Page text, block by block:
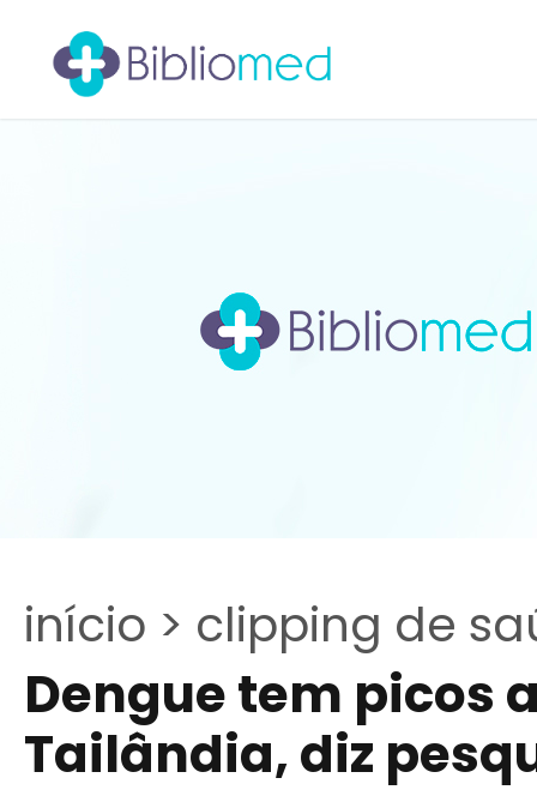
início > clipping de
Dengue tem picos
Tailândia, diz